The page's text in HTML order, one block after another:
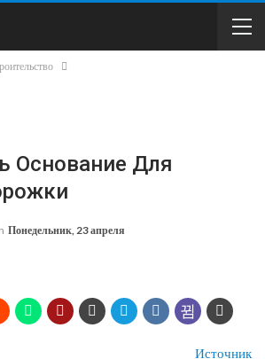
Основание Для
Понедельник, 23 апреля
Источник